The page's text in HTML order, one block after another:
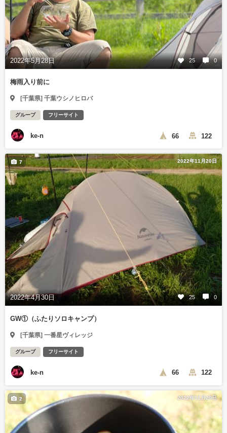
2022年5月28日 25 0
梅雨入り前に
[千葉県] 千葉ウシノヒロバ
グループ フリーサイト
ke-n 66 122
2022年11月20日
2022年4月30日 25 0
7
GW①（ふたりソロキャンプ）
[千葉県] 一番星ヴィレッジ
グループ フリーサイト
ke-n 66 122
2022年11月20日
2